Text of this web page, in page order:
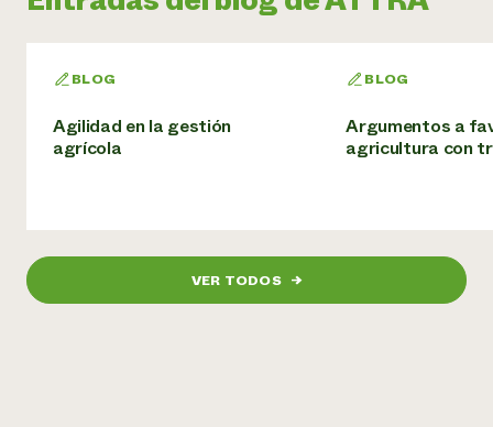
BLOG
Agilidad en la gestión
agrícola
BLOG
Argumentos a
agricultura con
VER TODOS →